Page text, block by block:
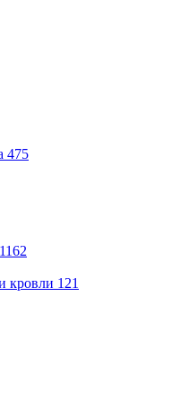
475
1162
кровли 121